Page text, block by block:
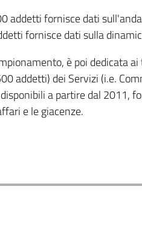
addetti fornisce dati
fornisce dati sulla
è poi dedicata
addetti) dei Servizi (i.e.
a partire dal 2011,
e le giacenze.